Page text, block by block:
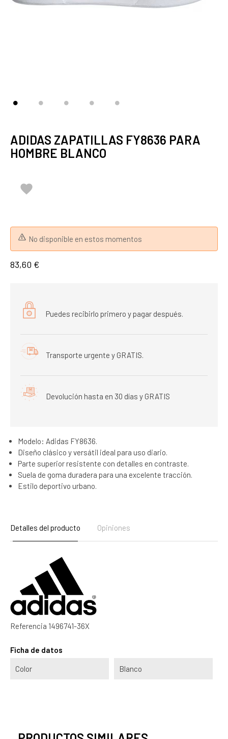
ADIDAS ZAPATILLAS FY8636 PARA
HOMBRE BLANCO

No disponible en estos momentos
83,60 €
Puedes recibirlo primero y pagar después.
Transporte urgente y GRATIS.
Devolución hasta en 30 días y GRATIS
Modelo: Adidas FY8636.
Diseño clásico y versátil ideal para uso diario.
Parte superior resistente con detalles en contraste.
Suela de goma duradera para una excelente tracción.
Estilo deportivo urbano.
Detalles del producto Opiniones
Referencia 1496741-36X
Ficha de datos
Color Blanco